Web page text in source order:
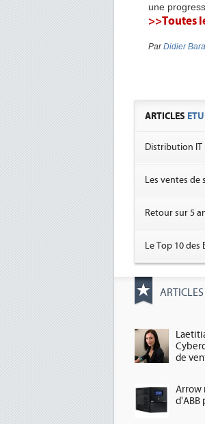
une
>>Toutes
ParDidier
ARTICLES
Distribution
Les ventes
Retour sur 5
Le Top 10 des
ARTICLES
de
Arrow
d'ABB